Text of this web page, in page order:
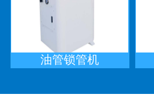
油管锁管机